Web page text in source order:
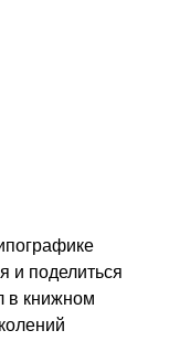
и поделиться
в книжном